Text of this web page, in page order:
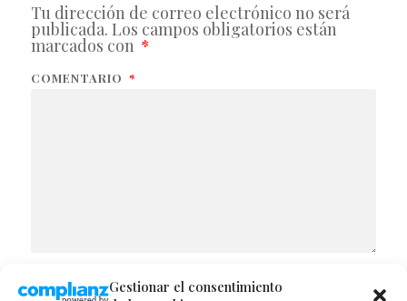
Gestionar el consentimiento
Tu dirección de correo electrónico no será
publicada. Los campos obligatorios están
marcados con *
COMENTARIO *
NOMBRE